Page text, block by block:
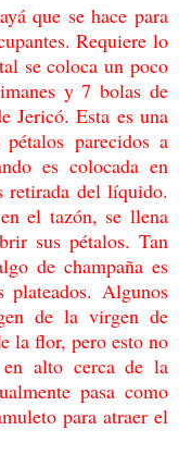
que se hace para
Requiere lo
se coloca un poco
y 7 bolas de
Jericó. Esta es una
parecidos a
es colocada en
retirada del líquido.
el tazón, se llena
sus pétalos. Tan
de champaña es
plateados. Algunos
de la virgen de
la flor, pero esto no
en alto cerca de la
pasa como
para atraer el